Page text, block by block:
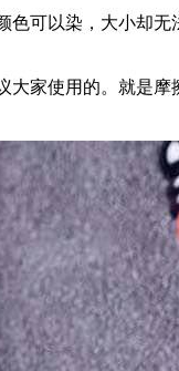
可以染，大小却
家使用的。就是